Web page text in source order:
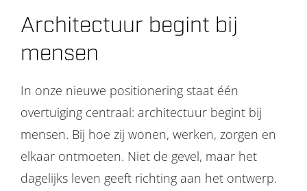
Architectuur begint bij
mensen
In onze nieuwe positionering staat één
overtuiging centraal: architectuur begint bij
mensen. Bij hoe zij wonen, werken, zorgen en
elkaar ontmoeten. Niet de gevel, maar het
dagelijks leven geeft richting aan het ontwerp.